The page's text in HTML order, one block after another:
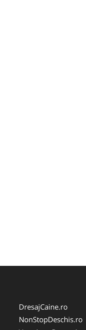
DresajCaine.ro
NonStopDeschis.ro